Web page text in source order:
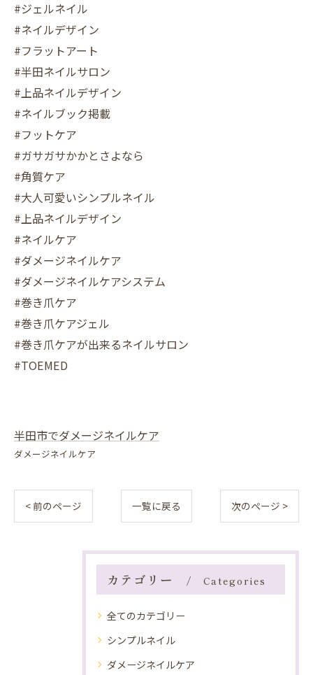
#ジェルネイル
#ネイルデザイン
#フラットアート
#半田ネイルサロン
#上品ネイルデザイン
#ネイルブック掲載
#フットケア
#ガサガサかかとさよなら
#角質ケア
#大人可愛いシンプルネイル
#上品ネイルデザイン
#ネイルケア
#ダメージネイルケア
#ダメージネイルケアシステム
#巻き爪ケア
#巻き爪ケアジェル
#巻き爪ケアが出来るネイルサロン
#TOEMED
半田市でダメージネイルケア
ダメージネイルケア
< 前のページ 一覧に戻る 次のページ >
カテゴリー Categories
全てのカテゴリー
シンプルネイル
ダメージネイルケア